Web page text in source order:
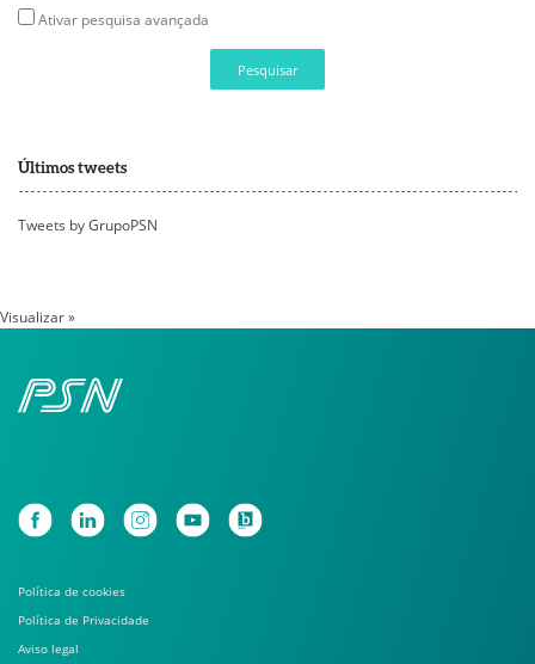
Ativar pesquisa avançada
Pesquisar
Últimos tweets
Tweets by GrupoPSN
Visualizar »
Política de cookies
Política de Privacidade
Aviso legal